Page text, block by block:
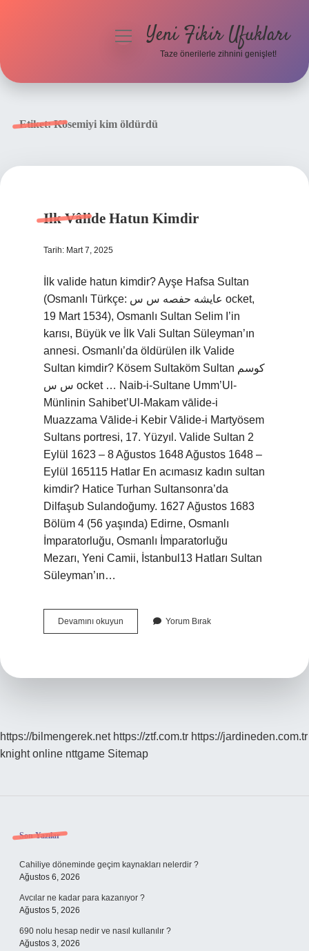
menüyüYeni Fikir Ufukları
Taze önerilerle zihnini genişlet!
Etiket:Kösemiyi kim öldürdü
Ilk Vâlide Hatun Kimdir
Tarih: Mart 7, 2025
İlk valide hatun kimdir? Ayşe Hafsa Sultan
(Osmanlı Türkçe: عایشه حفصه س س ocket,
19 Mart 1534), Osmanlı Sultan Selim I’in
karısı, Büyük ve İlk Vali Sultan Süleyman’ın
annesi. Osmanlı’da öldürülen ilk Valide
Sultan kimdir? Kösem Sultaköm Sultan كوسم
س س ocket … Naib-i-Sultane Umm’Ul-
Münlinin Sahibet’Ul-Makam vālide-i
Muazzama Vālide-i Kebir Vālide-i Martyösem
Sultans portresi, 17. Yüzyıl. Valide Sultan 2
Eylül 1623 – 8 Ağustos 1648 Ağustos 1648 –
Eylül 165115 Hatlar En acımasız kadın sultan
kimdir? Hatice Turhan Sultansonra’da
Dilfaşub Sulandoğumy. 1627 Ağustos 1683
Bölüm 4 (56 yaşında) Edirne, Osmanlı
İmparatorluğu, Osmanlı İmparatorluğu
Mezarı, Yeni Camii, İstanbul13 Hatları Sultan
Süleyman’ın…
Devamını okuyun
Vâlide
Yorum Bırak
https://bilmengerek.net https://ztf.com.tr https://jardineden.com.tr
knight online nttgame Sitemap
Sidebar
Son Yazılar
Cahiliye döneminde geçim kaynakları nelerdir ?
Ağustos 6, 2026
Avcılar ne kadar para kazanıyor ?
Ağustos 5, 2026
690 nolu hesap nedir ve nasıl kullanılır ?
Ağustos 3, 2026